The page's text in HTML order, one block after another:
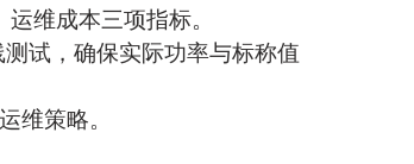
维成本三项指标。
试，确保实际功率与标称值
维策略。